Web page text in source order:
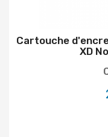
Cartouche
XD